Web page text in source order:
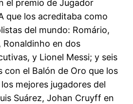
el premio de Jugador
que los acreditaba como
del mundo: Romário,
Ronaldinho en dos
y Lionel Messi; y seis
con el Balón de Oro que los
mejores jugadores del
Suárez, Johan Cruyff en